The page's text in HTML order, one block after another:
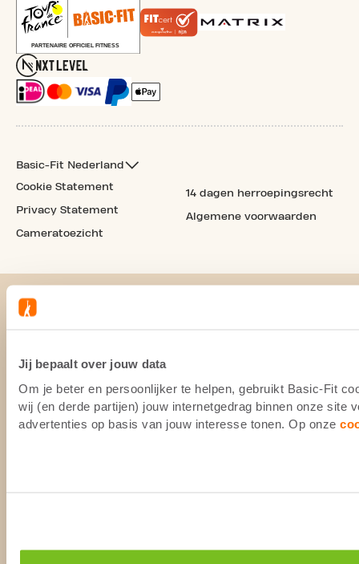
Jij bepaalt over jouw data
Om je beter en persoonlijker te helpen, gebruikt Basic-Fit
wij (en derde partijen) jouw internetgedrag binnen onze site
advertenties op basis van jouw interesse tonen. Op onze
Basic-Fit Nederland
Cookie Statement
Privacy Statement
Cameratoezicht
14 dagen herroepingsrecht
Algemene voorwaarden